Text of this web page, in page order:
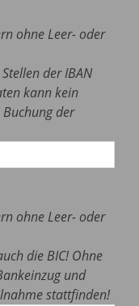
ohne Leer- oder
der IBAN
kann kein
der
ohne Leer- oder
die BIC! Ohne
und
stattfinden!